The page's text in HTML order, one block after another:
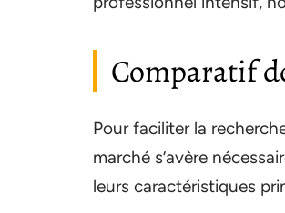
Comparatif
Pour faciliter la
marché s’avère
leurs caractéristiques